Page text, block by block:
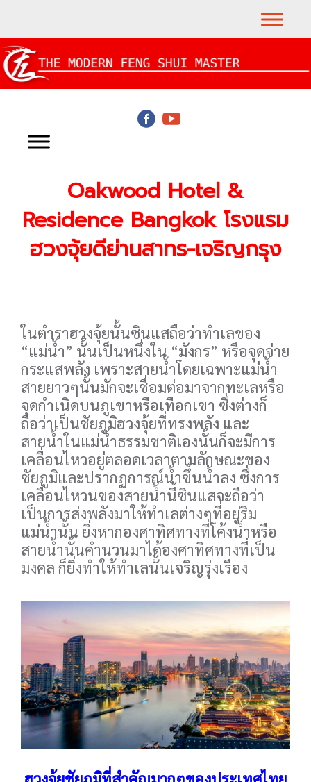
Oakwood Hotel &
Residence Bangkok โรงแรม
ฮวงจุ้ยดีย่านสาทร-เจริญกรุง
ในตำราฮวงจุ้ยนั้นซินแสถือว่าทำเลของ
“แม่น้ำ” นั้นเป็นหนึ่งใน “มังกร” หรือจุดจ่าย
กระแสพลัง เพราะสายน้ำโดยเฉพาะแม่น้ำ
สายยาวๆนั้นมักจะเชื่อมต่อมาจากทะเลหรือ
จุดกำเนิดบนภูเขาหรือเทือกเขา ซึ่งต่างก็
ถือว่าเป็นชัยภูมิฮวงจุ้ยที่ทรงพลัง และ
สายน้ำในแม่น้ำธรรมชาติเองนั้นก็จะมีการ
เคลื่อนไหวอยู่ตลอดเวลาตามลักษณะของ
ชัยภูมิและปรากฏการณ์น้ำขึ้นน้ำลง ซึ่งการ
เคลื่อนไหวนของสายน้ำนี้ซินแสจะถือว่า
เป็นการส่งพลังมาให้ทำเลต่างๆที่อยู่ริม
แม่น้ำนั้น ยิ่งหากองศาทิศทางที่โค้งน้ำหรือ
สายน้ำนั้นคำนวนมาได้องศาทิศทางที่เป็น
มงคล ก็ยิ่งทำให้ทำเลนั้นเจริญรุ่งเรือง